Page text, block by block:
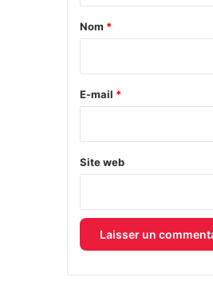
a
e
Nom *
E-mail *
Site web